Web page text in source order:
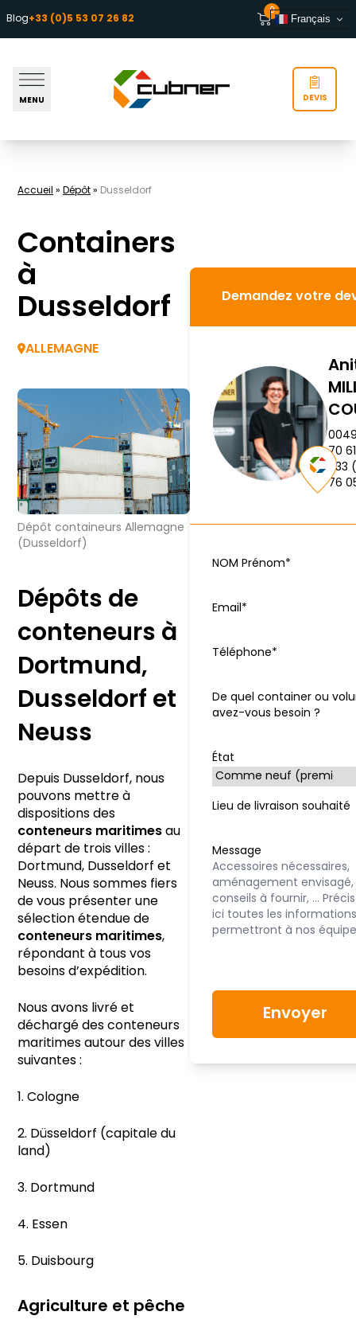
Aller au contenu
Blog+33 (0)5 53 07 26 82
0
Français
MENU DEVIS
Accueil» Dépôt» Dusseldorf
Containers
à
Dusseldorf
ALLEMAGNE
Dépôt containeurs Allemagne
(Dusseldorf)
Dépôts de
conteneurs à
Dortmund,
Dusseldorf et
Neuss
Depuis Dusseldorf, nous
pouvons mettre à
dispositions des
conteneurs maritimesau
départ de trois villes :
Dortmund, Dusseldorf et
Neuss. Nous sommes fiers
de vous présenter une
sélection étendue de
conteneurs maritimes,
répondant à tous vos
besoins d’expédition.
Nous avons livré et
déchargé des conteneurs
maritimes autour des villes
suivantes :
1. Cologne
2. Düsseldorf (capitale du
land)
3. Dortmund
4. Essen
5. Duisbourg
Agriculture et pêche
Demandez votre
70 61
76
NOM Prénom*
Email*
Téléphone*
De quel container ou
avez-vous besoin ?
État
Lieu de livraison souhaité
Message